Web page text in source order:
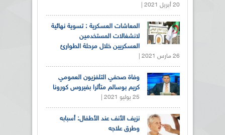
20 أبريل 2021 |
المعاشات العسكرية : تسوية نهائية
لانشغالات المستخدمين
العسكريين خلال مرحلة الطوارئ
26 مارس 2021 |
وفاة صحفي التلفزيون العمومي
كريم بوسالم متأثرا بفيروس كورونا
25 يوليو 2021 |
نزيف الأنف عند الأطفال: أسبابه
وطرق علاجه